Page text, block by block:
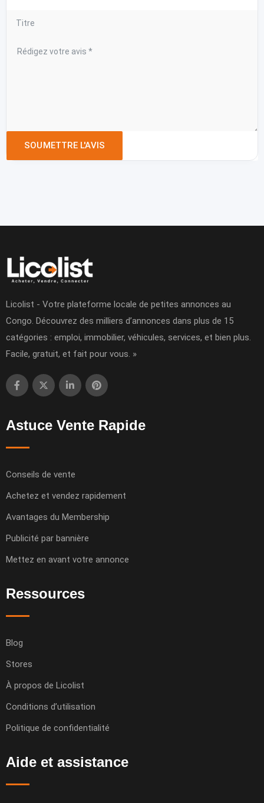
Licolist - Votre plateforme locale de petites annonces au
Congo. Découvrez des milliers d’annonces dans plus de 15
catégories : emploi, immobilier, véhicules, services, et bien plus.
Facile, gratuit, et fait pour vous. »
Astuce Vente Rapide
Conseils de vente
Achetez et vendez rapidement
Avantages du Membership
Publicité par bannière
Mettez en avant votre annonce
Ressources
Blog
Stores
À propos de Licolist
Conditions d’utilisation
Politique de confidentialité
Aide et assistance